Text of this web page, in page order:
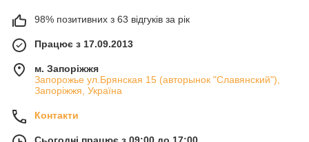
98% позитивних з 63 відгуків за рік
Працює з 17.09.2013
м. Запоріжжя
Запорожье ул.Брянская 15 (авторынок "Славянский"),
Запоріжжя, Україна
Контакти
Сьогодні працює з 09:00 до 17:00